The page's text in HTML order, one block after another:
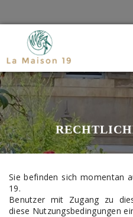
Sie befinden sich momentan
19.
Benutzer mit Zugang zu
diese Nutzungsbedingungen